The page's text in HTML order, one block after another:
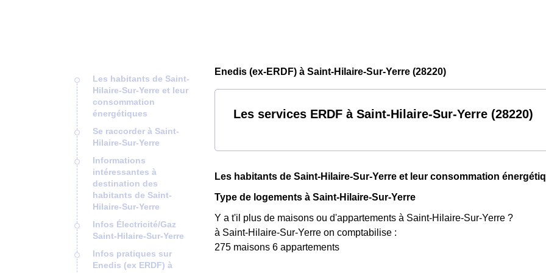
Les habitants de Saint-
Hilaire-Sur-Yerre et leur
consommation
énergétiques
Se raccorder à Saint-
Hilaire-Sur-Yerre
Informations
intéressantes à
destination des
habitants de Saint-
Hilaire-Sur-Yerre
Infos Électricité/Gaz
Saint-Hilaire-Sur-Yerre
Infos pratiques sur
Enedis (ex ERDF) à
Enedis (ex-ERDF) à Saint-Hilaire-Sur-Yerre (28220)
Les services ERDF à Saint-Hilaire-Sur-Yerre (28220)
Les habitants de Saint-Hilaire-Sur-Yerre et leur consommation
Type de logements à Saint-Hilaire-Sur-Yerre
Y a t'il plus de maisons ou d'appartements à Saint-Hilaire-Sur-Yerre ?
à Saint-Hilaire-Sur-Yerre on comptabilise :
275 maisons 6 appartements